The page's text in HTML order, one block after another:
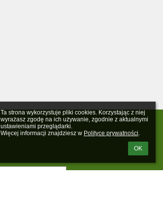
Ta strona wykorzystuje pliki cookies. Korzystając z niej
wyrażasz zgodę na ich używanie, zgodnie z aktualnymi
ustawieniami przeglądarki.
Więcej informacji znajdziesz w Polityce prywatności.
OK